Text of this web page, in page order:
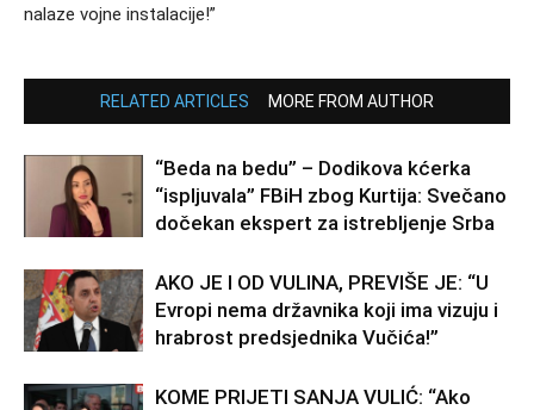
nalaze vojne instalacije!”
RELATED ARTICLES MORE FROM AUTHOR
“Beda na bedu” – Dodikova kćerka
“ispljuvala” FBiH zbog Kurtija: Svečano
dočekan ekspert za istrebljenje Srba
AKO JE I OD VULINA, PREVIŠE JE: “U
Evropi nema državnika koji ima vizuju i
hrabrost predsjednika Vučića!”
KOME PRIJETI SANJA VULIĆ: “Ako